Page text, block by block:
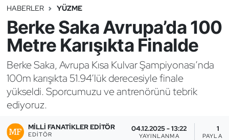
HABERLER YÜZME
Berke Saka Avrupa’da 100
Metre Karışıkta Finalde
Berke Saka, Avrupa Kısa Kulvar Şampiyonası’nda
100m karışıkta 51.94’lük derecesiyle finale
yükseldi. Sporcumuzu ve antrenörünü tebrik
ediyoruz.
MILLI FANATIKLER EDITÖR
EDITÖR
04.12.2025 - 13:22
YAYINLANMA
1
Binicilik
Bisiklet
Bocce Bowling Dart
Boks
Briç